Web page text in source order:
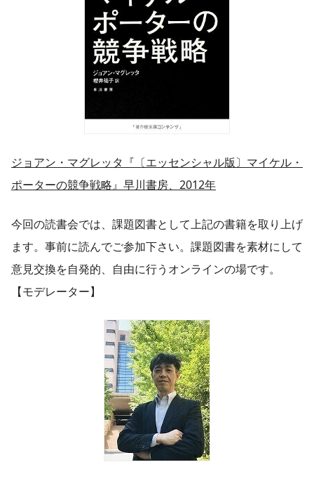
ジョアン・マグレッタ『〔エッセンシャル版〕マイケル・
ポーターの競争戦略』早川書房、2012年
今回の読書会では、課題図書として上記の書籍を取り上げ
ます。事前に読んでご参加下さい。課題図書を素材にして
意見交換を自発的、自由に行うオンラインの場です。
【モデレーター】